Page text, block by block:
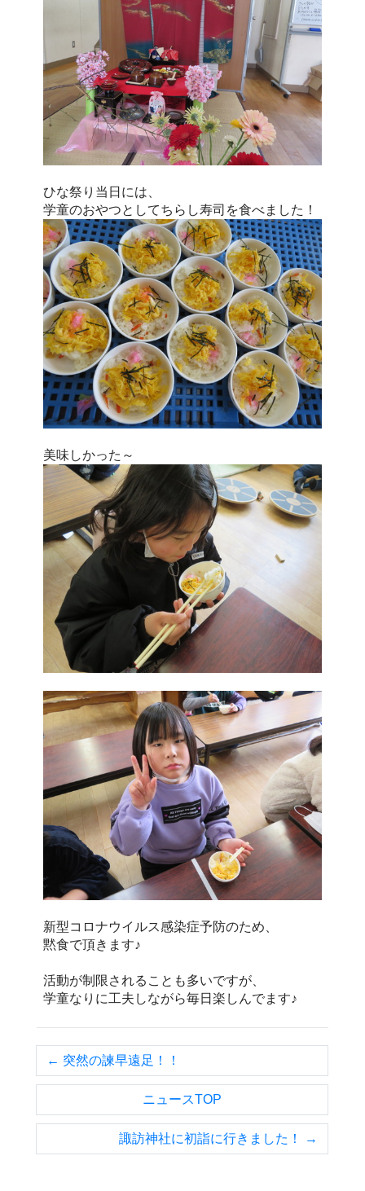
ひな祭り当日には、
学童のおやつとしてちらし寿司を食べました！
美味しかった～
新型コロナウイルス感染症予防のため、
黙食で頂きます♪
活動が制限されることも多いですが、
学童なりに工夫しながら毎日楽しんでます♪
← 突然の諫早遠足！！
ニュースTOP
諏訪神社に初詣に行きました！ →